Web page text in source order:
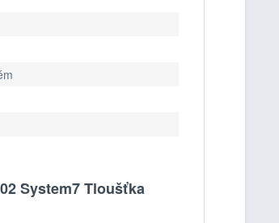
System7 Tloušťka